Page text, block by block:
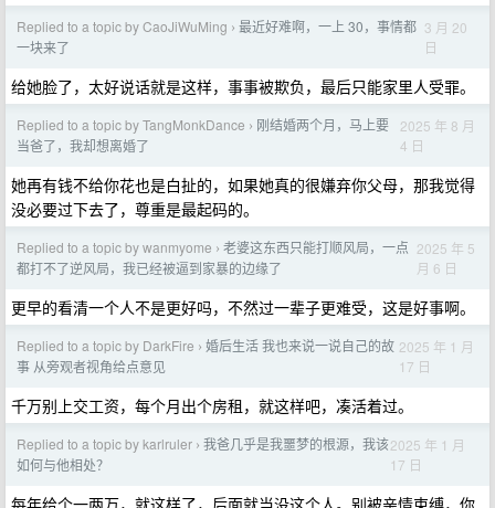
Replied to a topic by CaoJiWuMing › 最近好难啊，一上 30，事情都
一块来了
3 月 20
日
给她脸了，太好说话就是这样，事事被欺负，最后只能家里人受罪。
Replied to a topic by TangMonkDance › 刚结婚两个月，马上要
当爸了，我却想离婚了
2025 年 8 月
4 日
她再有钱不给你花也是白扯的，如果她真的很嫌弃你父母，那我觉得
没必要过下去了，尊重是最起码的。
Replied to a topic by wanmyome › 老婆这东西只能打顺风局，一点
都打不了逆风局，我已经被逼到家暴的边缘了
2025 年 5
月 6 日
更早的看清一个人不是更好吗，不然过一辈子更难受，这是好事啊。
Replied to a topic by DarkFire › 婚后生活 我也来说一说自己的故
事 从旁观者视角给点意见
2025 年 1 月
17 日
千万别上交工资，每个月出个房租，就这样吧，凑活着过。
Replied to a topic by karlruler › 我爸几乎是我噩梦的根源，我该
如何与他相处？
2025 年 1 月
17 日
每年给个一两万，就这样了，后面就当没这个人。别被亲情束缚，你